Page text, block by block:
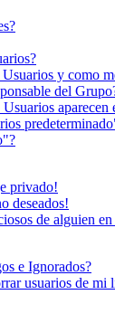
y como
del
aparecen
privado!
deseados!
de alguien
e Ignorados?
usuarios de mi